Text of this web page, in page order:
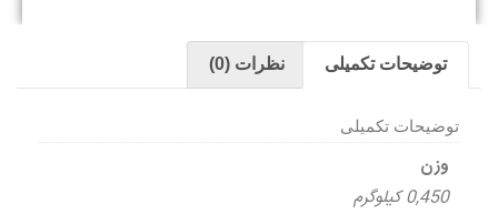
توضیحات تکمیلی نظرات (0)
توضیحات تکمیلی
وزن
0,450 کیلوگرم